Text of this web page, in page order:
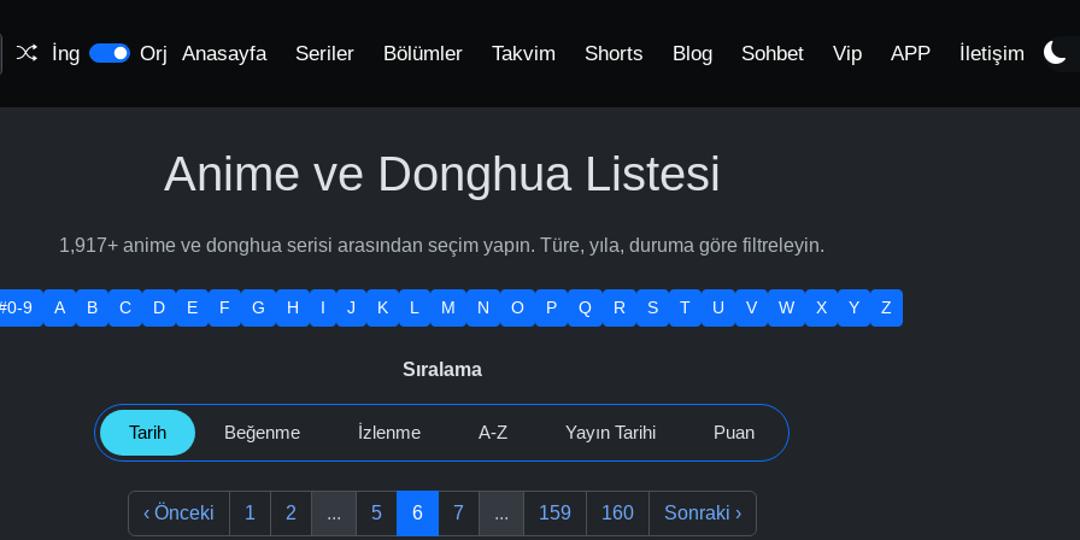
İng Orj Anasayfa Seriler Bölümler Takvim Shorts Blog Sohbet Vip APP İletişim
Anime ve Donghua Listesi
1,917+ anime ve donghua serisi arasından seçim yapın. Türe, yıla, duruma göre filtreleyin.
9 A B C D E F G H I J K L M N O P Q R S T U V W X Y Z
Sıralama
Tarih Beğenme İzlenme A-Z Yayın Tarihi Puan
‹ Önceki 1 2 ... 5 6 7 ... 159 160 Sonraki ›